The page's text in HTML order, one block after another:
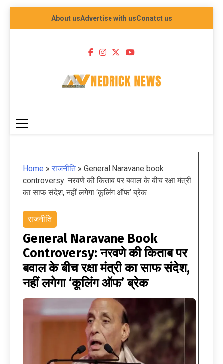
About usAdvertise with usConatct us
NEDRICK NEWS
Home »राजनीति» General Naravane book
controversy: नरवणे की किताब पर बवाल के बीच रक्षा मंत्री
का साफ संदेश, नहीं लगेगा ‘कूलिंग ऑफ’ ब्रेक
राजनीति
General Naravane Book
Controversy: नरवणे की किताब पर
बवाल के बीच रक्षा मंत्री का साफ संदेश,
नहीं लगेगा ‘कूलिंग ऑफ’ ब्रेक